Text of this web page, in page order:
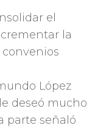
el
la
López
deseó mucho
parte señaló